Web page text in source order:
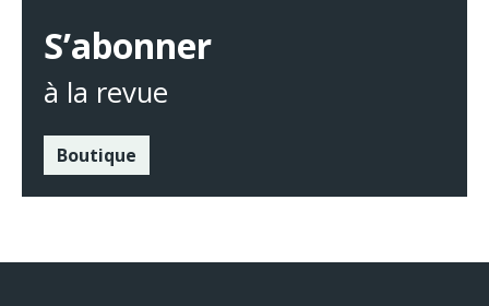
S’abonner
à la revue
Boutique